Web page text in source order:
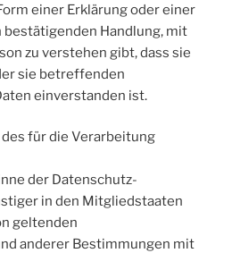
einer Erklärung oder einer
Handlung, mit
zu verstehen gibt, dass sie
sie betreffenden
einverstanden ist.
für die Verarbeitung
der Datenschutz-
in den Mitgliedstaaten
geltenden
anderer Bestimmungen mit